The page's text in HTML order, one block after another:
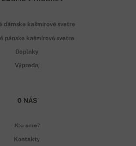
dámske kašmírové svetre
pánske kašmírové svetre
Doplnky
Výpredaj
O NÁS
Kto sme?
Kontakty